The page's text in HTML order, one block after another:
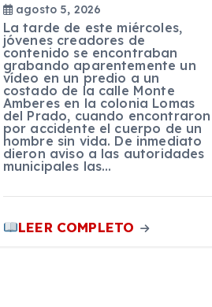
agosto 5, 2026
La tarde de este miércoles,
jóvenes creadores de
contenido se encontraban
grabando aparentemente un
vídeo en un predio a un
costado de la calle Monte
Amberes en la colonia Lomas
del Prado, cuando encontraron
por accidente el cuerpo de un
hombre sin vida. De inmediato
dieron aviso a las autoridades
municipales las…
LEER COMPLETO